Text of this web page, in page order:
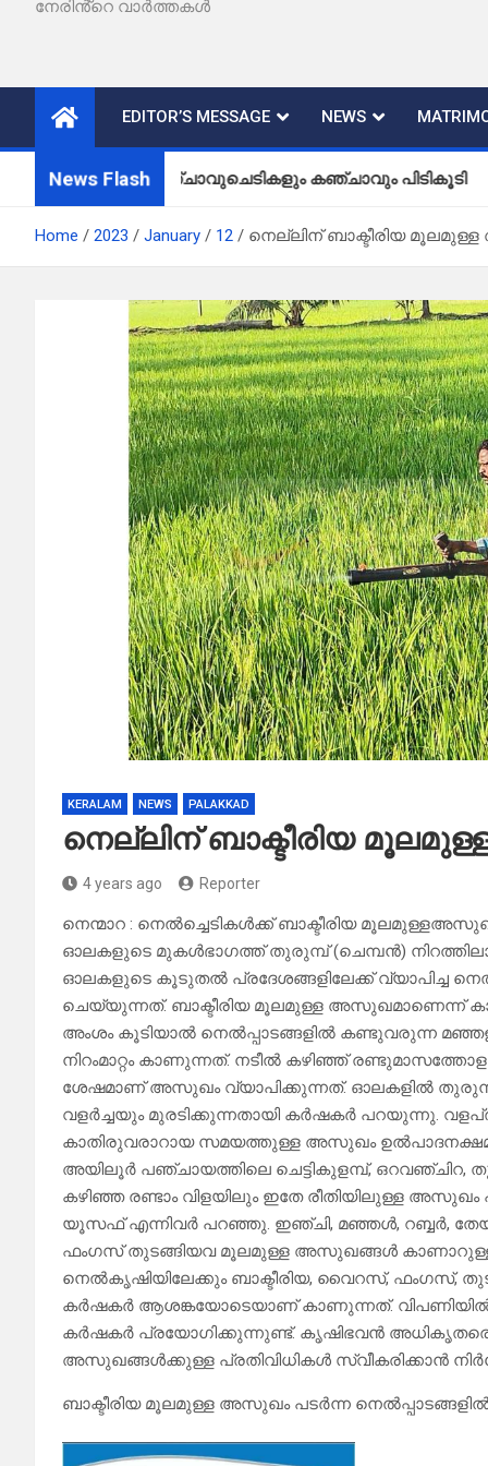
നേരിൻ്റെ വാർത്തകൾ
EDITOR’S MESSAGE NEWS
News Flash
കഞ്ചാവുചെടികളും കഞ്ചാവും പിടികൂടി
Home 2023 January 12 നെല്ലിന് ബാക്ടീരിയ
KERALAM NEWS PALAKKAD
നെല്ലിന് ബാക്ടീരിയ
4 years ago Reporter
നെന്മാറ : നെൽച്ചെടികൾക്ക് ബാക്ടീരിയ
ഓലകളുടെ മുകൾഭാഗത്ത് തുരുമ്പ് (ചെമ്പൻ)
ഓലകളുടെ കൂടുതൽ പ്രദേശങ്ങളിലേക്ക് വ്യാപിച്ച
ചെയ്യുന്നത്. ബാക്ടീരിയ മൂലമുള്ള അസുഖമാണെന്ന്
അംശം കൂടിയാൽ നെൽപ്പാടങ്ങളിൽ കണ്ടുവരുന്ന
നിറംമാറ്റം കാണുന്നത്. നടീൽ കഴിഞ്ഞ്
ശേഷമാണ് അസുഖം വ്യാപിക്കുന്നത്. ഓലകളിൽ തുരുമ്പ്
വളർച്ചയും മുരടിക്കുന്നതായി കർഷകർ പറയുന്നു.
കാതിരുവരാറായ സമയത്തുള്ള അസുഖം
അയിലൂർ പഞ്ചായത്തിലെ ചെട്ടികുളമ്പ്,
കഴിഞ്ഞ രണ്ടാം വിളയിലും ഇതേ രീതിയിലുള്ള
യൂസഫ് എന്നിവർ പറഞ്ഞു. ഇഞ്ചി, മഞ്ഞൾ, റബ്ബർ,
ഫംഗസ് തുടങ്ങിയവ മൂലമുള്ള അസുഖങ്ങൾ
നെൽകൃഷിയിലേക്കും ബാക്ടീരിയ, വൈറസ്, ഫംഗസ്,
കർഷകർ ആശങ്കയോടെയാണ് കാണുന്നത്.
കർഷകർ പ്രയോഗിക്കുന്നുണ്ട്. കൃഷിഭവൻ അധികൃതരെ
അസുഖങ്ങൾക്കുള്ള പ്രതിവിധികൾ സ്വീകരിക്കാൻ
ബാക്ടീരിയ മൂലമുള്ള അസുഖം പടർന്ന